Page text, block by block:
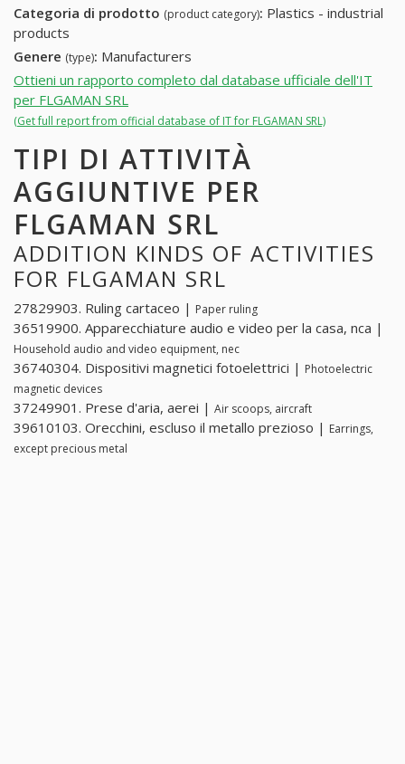
Categoria di prodotto (product category): Plastics - industrial
products
Genere (type): Manufacturers
Ottieni un rapporto completo dal database ufficiale dell'IT
per FLGAMAN SRL
(Get full report from official database of IT for FLGAMAN SRL)
TIPI DI ATTIVITÀ
AGGIUNTIVE PER
FLGAMAN SRL
ADDITION KINDS OF ACTIVITIES
FOR FLGAMAN SRL
27829903. Ruling cartaceo | Paper ruling
36519900. Apparecchiature audio e video per la casa, nca |
Household audio and video equipment, nec
36740304. Dispositivi magnetici fotoelettrici | Photoelectric
magnetic devices
37249901. Prese d'aria, aerei | Air scoops, aircraft
39610103. Orecchini, escluso il metallo prezioso | Earrings,
except precious metal